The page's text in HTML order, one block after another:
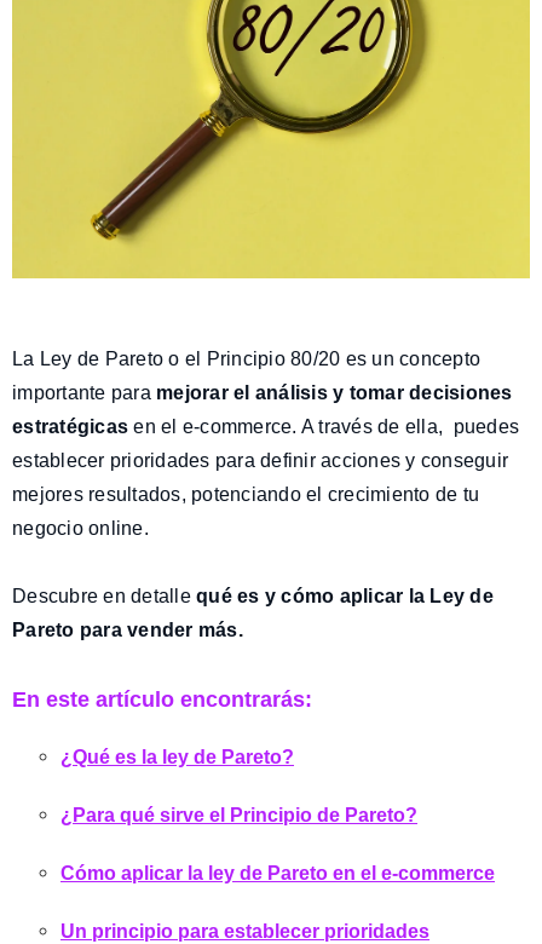
La Ley de Pareto o el Principio 80/20 es un concepto
importante para mejorar el análisis y tomar decisiones
estratégicas en el e-commerce. A través de ella, puedes
establecer prioridades para definir acciones y conseguir
mejores resultados, potenciando el crecimiento de tu
negocio online.
Descubre en detalle qué es y cómo aplicar la Ley de
Pareto para vender más.
En este artículo encontrarás:
¿Qué es la ley de Pareto?
¿Para qué sirve el Principio de Pareto?
Cómo aplicar la ley de Pareto en el e-commerce
Un principio para establecer prioridades